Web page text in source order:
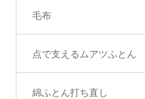
毛布
点で支えるムアツふとん
綿ふとん打ち直し